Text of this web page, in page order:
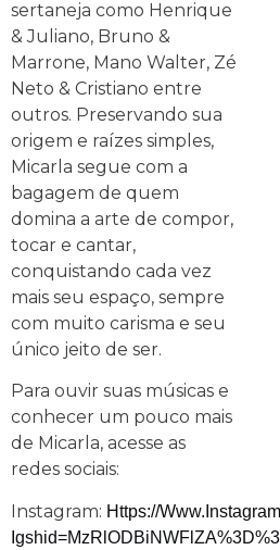
sertaneja como Henrique
& Juliano, Bruno &
Marrone, Mano Walter, Zé
Neto & Cristiano entre
outros. Preservando sua
origem e raízes simples,
Micarla segue com a
bagagem de quem
domina a arte de compor,
tocar e cantar,
conquistando cada vez
mais seu espaço, sempre
com muito carisma e seu
único jeito de ser.
Para ouvir suas músicas e
conhecer um pouco mais
de Micarla, acesse as
redes sociais:
Instagram: Https://